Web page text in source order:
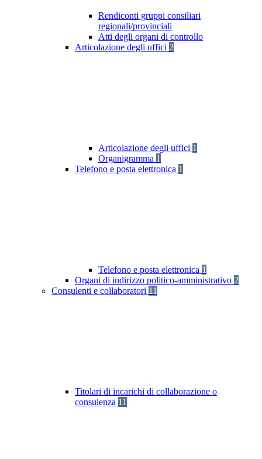
Rendiconti gruppi consiliari
regionali/provinciali
Atti degli organi di controllo
Articolazione degli uffici 2
Articolazione degli uffici 1
Organigramma 1
Telefono e posta elettronica 1
Telefono e posta elettronica 1
Organi di indirizzo politico-amministrativo 2
Consulenti e collaboratori 11
Titolari di incarichi di collaborazione o
consulenza 11